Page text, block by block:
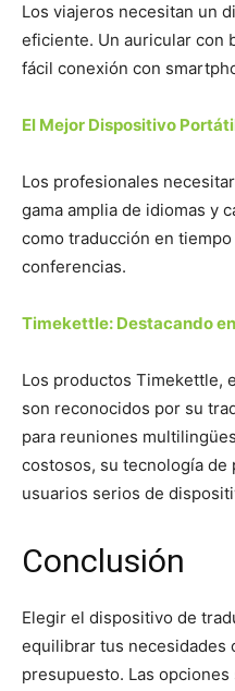
Los viajeros necesitan un
eficiente. Un auricular con
fácil conexión con
El Mejor Dispositivo
Los profesionales
gama amplia de idiomas y
como traducción en
conferencias.
Timekettle: Destacando
Los productos Timekettle,
son reconocidos por su
para reuniones
costosos, su tecnología de
usuarios serios de
Conclusión
Elegir el dispositivo de
equilibrar tus necesidades
presupuesto. Las opciones